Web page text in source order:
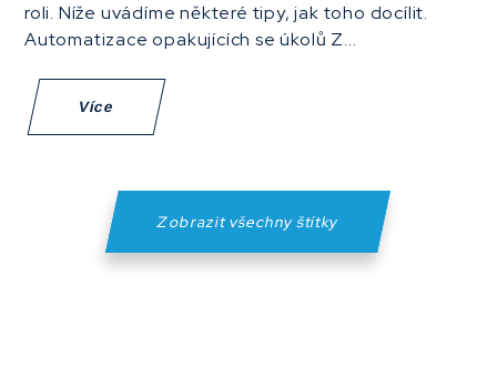
roli. Níže uvádíme některé tipy, jak toho docílit.
Automatizace opakujících se úkolů Z...
Více
Zobrazit všechny štítky